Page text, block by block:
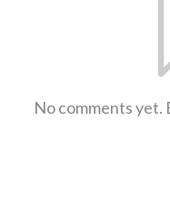
No comments yet.